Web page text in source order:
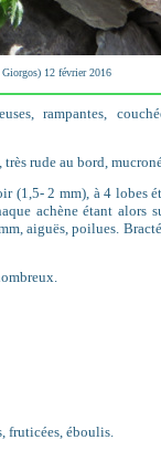
12 février 2016
rampantes,
rude au bord,
(1,5- 2 mm), à 4 lobes
achène étant alors
aiguës, poilues.
fruticées, éboulis.